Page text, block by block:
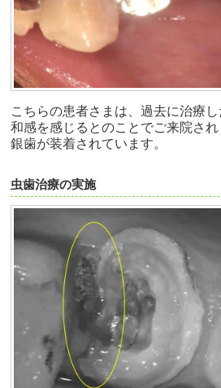
こちらの患者さまは、過去に治療
和感を感じるとのことでご来院され
銀歯が装着されています。
虫歯治療の実施